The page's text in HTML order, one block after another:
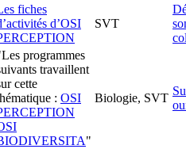
fiches
d’OSI
SVT
programmes
travaillent
cette
: OSI
"
Biologie, SVT